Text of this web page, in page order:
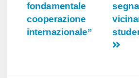
fondamentale
cooperazione
internazionale”